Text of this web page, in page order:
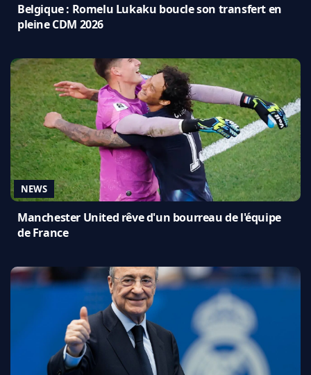
Belgique : Romelu Lukaku boucle son transfert en
pleine CDM 2026
NEWS
Manchester United rêve d'un bourreau de l'équipe
de France